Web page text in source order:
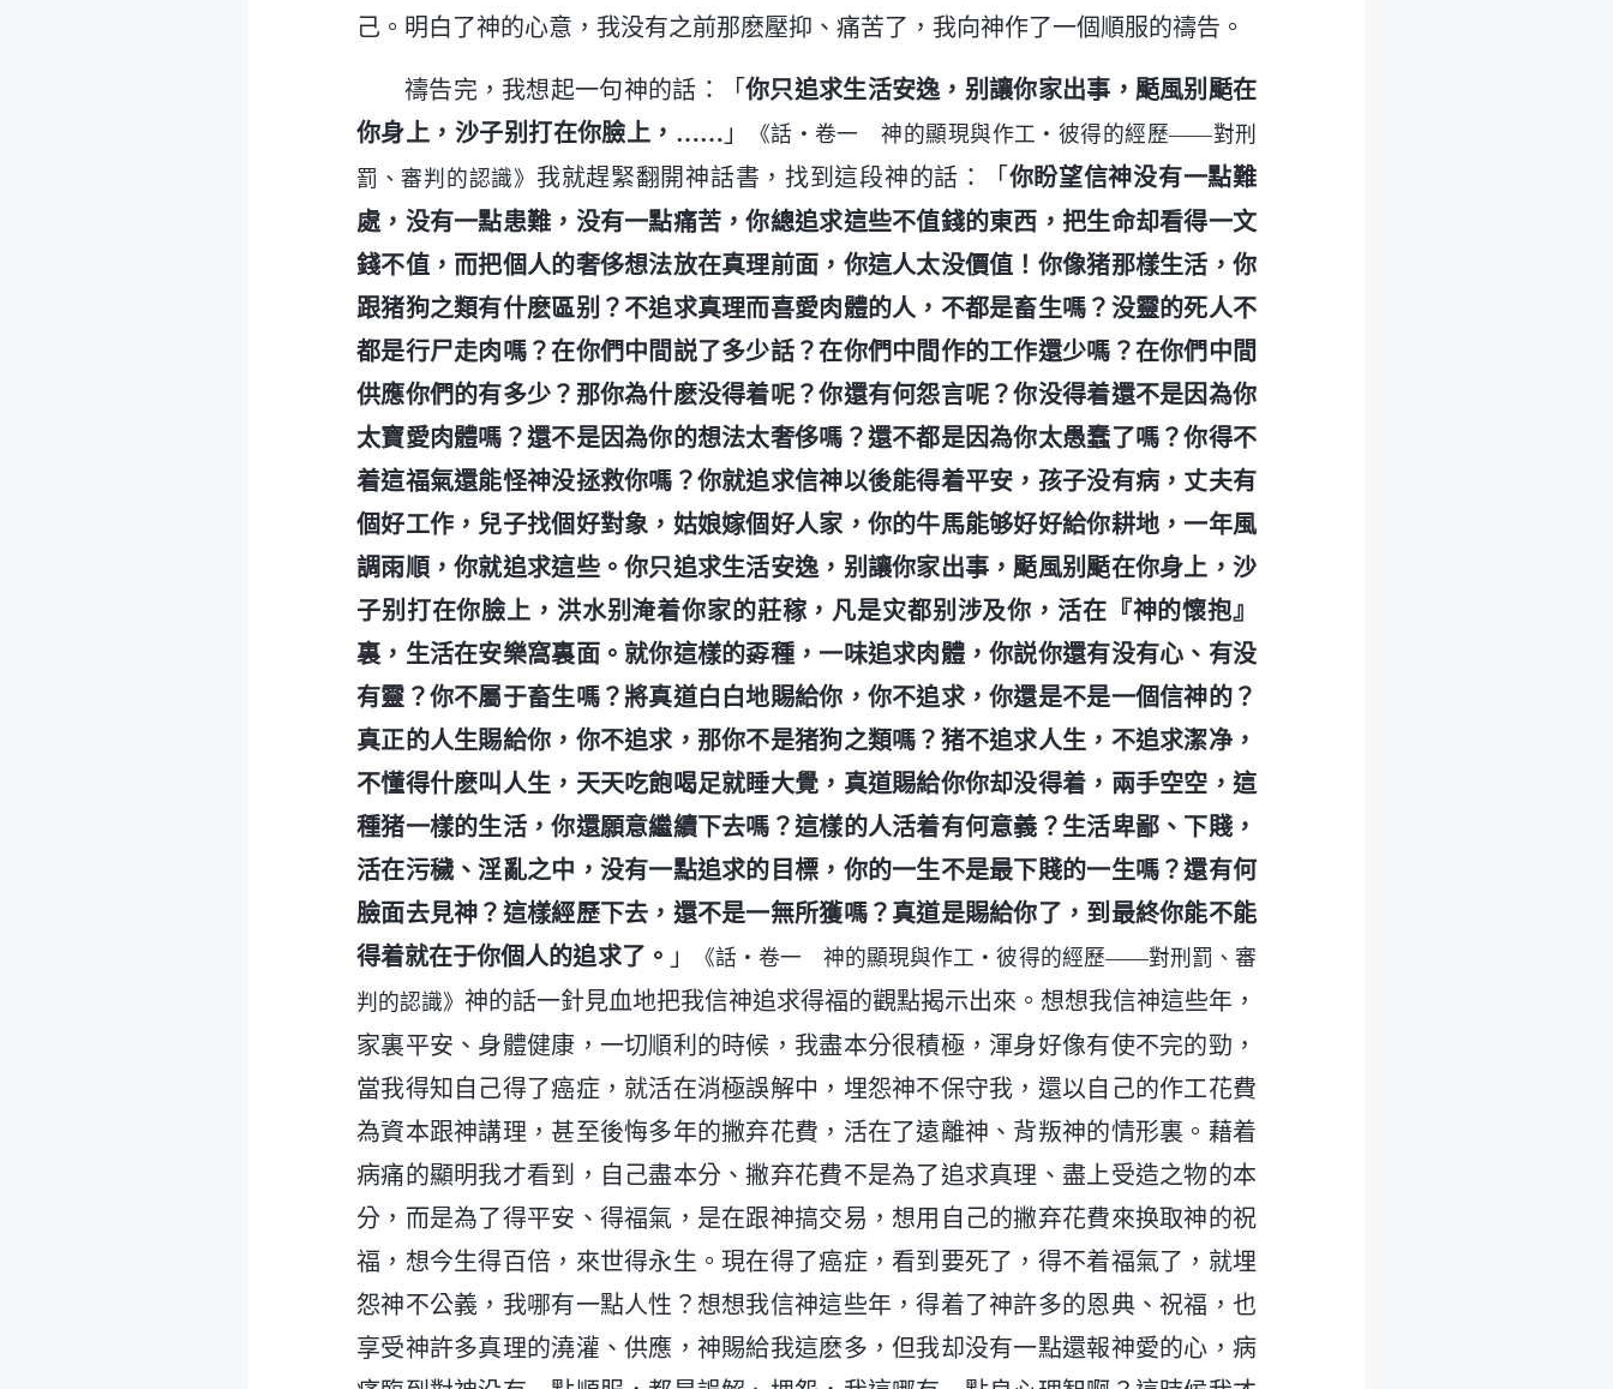
己。明白了神的心意，我没有之前那麽壓抑、痛苦了，我向神作了一個順服的禱告。
禱告完，我想起一句神的話：「你只追求生活安逸，别讓你家出事，颳風别颳在
你身上，沙子别打在你臉上，…… 」
《話・卷一 神的顯現與作工・彼得的經歷——對刑
罰、審判的認識》 我就趕緊翻開神話書，找到這段神的話：「 你盼望信神没有一點難
處，没有一點患難，没有一點痛苦，你總追求這些不值錢的東西，把生命却看得一文
錢不值，而把個人的奢侈想法放在真理前面，你這人太没價值！你像猪那樣生活，你
跟猪狗之類有什麽區别？不追求真理而喜愛肉體的人，不都是畜生嗎？没靈的死人不
都是行尸走肉嗎？在你們中間説了多少話？在你們中間作的工作還少嗎？在你們中間
供應你們的有多少？那你為什麽没得着呢？你還有何怨言呢？你没得着還不是因為你
太寶愛肉體嗎？還不是因為你的想法太奢侈嗎？還不都是因為你太愚蠢了嗎？你得不
着這福氣還能怪神没拯救你嗎？你就追求信神以後能得着平安，孩子没有病，丈夫有
個好工作，兒子找個好對象，姑娘嫁個好人家，你的牛馬能够好好給你耕地，一年風
調雨順，你就追求這些。你只追求生活安逸，别讓你家出事，颳風别颳在你身上，沙
子别打在你臉上，洪水别淹着你家的莊稼，凡是灾都别涉及你，活在『神的懷抱』
裏，生活在安樂窩裏面。就你這樣的孬種，一味追求肉體，你説你還有没有心、有没
有靈？你不屬于畜生嗎？將真道白白地賜給你，你不追求，你還是不是一個信神的？
真正的人生賜給你，你不追求，那你不是猪狗之類嗎？猪不追求人生，不追求潔净，
不懂得什麽叫人生，天天吃飽喝足就睡大覺，真道賜給你你却没得着，兩手空空，這
種猪一樣的生活，你還願意繼續下去嗎？這樣的人活着有何意義？生活卑鄙、下賤，
活在污穢、淫亂之中，没有一點追求的目標，你的一生不是最下賤的一生嗎？還有何
臉面去見神？這樣經歷下去，還不是一無所獲嗎？真道是賜給你了，到最終你能不能
得着就在于你個人的追求了。 」
《話・卷一 神的顯現與作工・彼得的經歷——對刑罰、審
判的認識》 神的話一針見血地把我信神追求得福的觀點揭示出來。想想我信神這些年，
家裏平安、身體健康，一切順利的時候，我盡本分很積極，渾身好像有使不完的勁，
當我得知自己得了癌症，就活在消極誤解中，埋怨神不保守我，還以自己的作工花費
為資本跟神講理，甚至後悔多年的撇弃花費，活在了遠離神、背叛神的情形裏。藉着
病痛的顯明我才看到，自己盡本分、撇弃花費不是為了追求真理、盡上受造之物的本
分，而是為了得平安、得福氣，是在跟神搞交易，想用自己的撇弃花費來换取神的祝
福，想今生得百倍，來世得永生。現在得了癌症，看到要死了，得不着福氣了，就埋
怨神不公義，我哪有一點人性？想想我信神這些年，得着了神許多的恩典、祝福，也
享受神許多真理的澆灌、供應，神賜給我這麽多，但我却没有一點還報神愛的心，病